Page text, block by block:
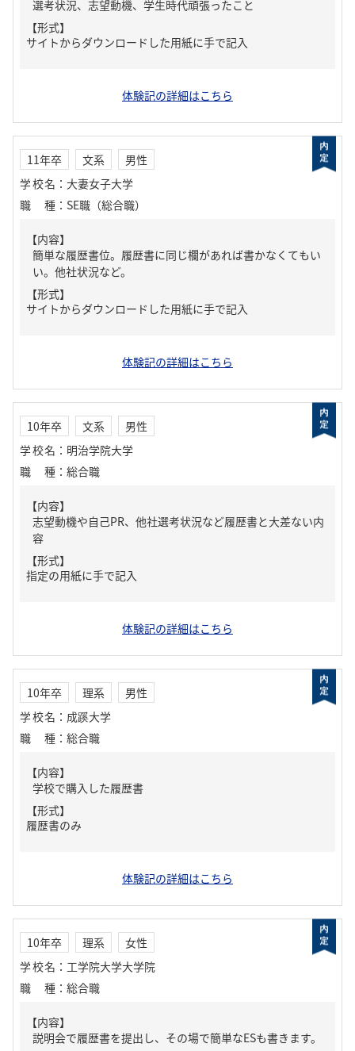
選考状況、志望動機、学生時代頑張ったこと
【形式】
サイトからダウンロードした用紙に手で記入
体験記の詳細はこちら
11年卒 文系
男性
学校名 ： 大妻女子大学
職種 ： SE職（総合職）
【内容】
簡単な履歴書位。履歴書に同じ欄があれば書かなくてもい
い。他社状況など。
【形式】
サイトからダウンロードした用紙に手で記入
体験記の詳細はこちら
10年卒 文系
男性
学校名 ： 明治学院大学
職種 ： 総合職
【内容】
志望動機や自己PR、他社選考状況など履歴書と大差ない内
容
【形式】
指定の用紙に手で記入
体験記の詳細はこちら
10年卒 理系
男性
学校名 ： 成蹊大学
職種 ： 総合職
【内容】
学校で購入した履歴書
【形式】
履歴書のみ
体験記の詳細はこちら
10年卒 理系
女性
学校名 ： 工学院大学大学院
職種 ： 総合職
【内容】
説明会で履歴書を提出し、その場で簡単なESも書きます。